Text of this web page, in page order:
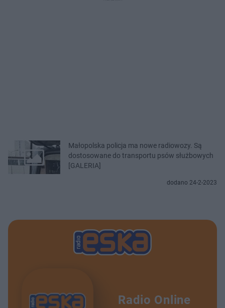
Małopolska policja ma nowe radiowozy. Są
dostosowane do transportu psów służbowych
[GALERIA]
dodano 24-2-2023
Radio Online